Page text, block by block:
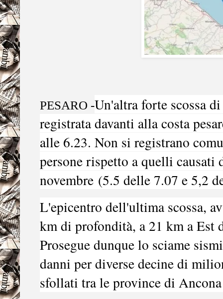
PESARO -Un'altra forte scossa
registrata davanti alla costa
alle 6.23. Non si registrano
persone rispetto a quelli causati
novembre (5.5 delle 7.07 e 5,2
L'epicentro dell'ultima scossa,
km di profondità, a 21 km a Est
Prosegue dunque lo sciame
danni per diverse decine di
sfollati tra le province di